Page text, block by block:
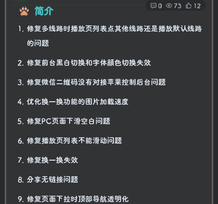
0 73 12
简介
修复多线路时播放页列表点其他线路还是播放默认线路
的问题
修复前台黑白切换和字体颜色切换失效
修复微信二维码没有对接苹果控制后台问题
优化换一换功能的图片加载速度
修复PC页面下滑空白问题
修复播放页列表不能滑动问题
修复换一换失效
分享无链接问题
修复页面下拉时顶部导航透明化